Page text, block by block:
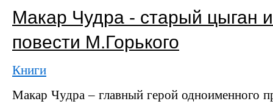
Макар Чудра - старый цыган
повести М.Горького
Книги
Макар Чудра – главный герой одноименного